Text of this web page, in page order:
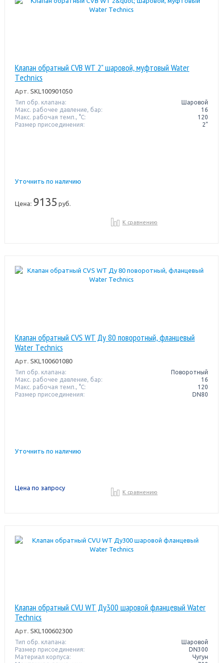
Клапан обратный CVB WT 2" шаровой, муфтовый Water
Тechnics
Арт. SKL100901050
Тип обр. клапана:
Шаровой
Макс. рабочее давление, бар:
16
Макс. рабочая темп., °С:
120
Размер присоединения:
2"
Уточнить по наличию
Цена: 9135 руб.
К сравнению
Клапан обратный CVS WT Ду 80 поворотный, фланцевый
Water Тechnics
Арт. SKL100601080
Тип обр. клапана:
Поворотный
Макс. рабочее давление, бар:
16
Макс. рабочая темп., °С:
120
Размер присоединения:
DN80
Уточнить по наличию
Цена по запросу
К сравнению
Клапан обратный CVU WT Ду300 шаровой фланцевый Water
Technics
Арт. SKL100602300
Тип обр. клапана:
Шаровой
Размер присоединения:
DN300
Материал корпуса:
Чугун